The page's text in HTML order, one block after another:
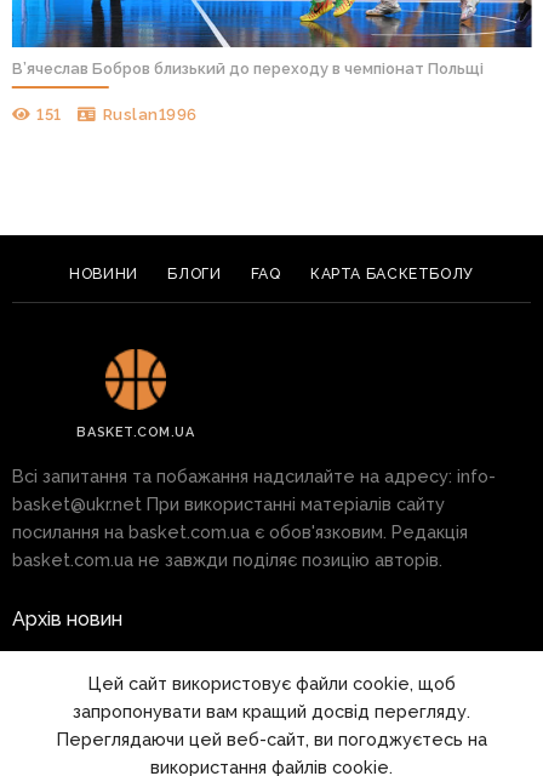
“Валенсія” підписала одного з кращих підбираючих Європи і
одразу віддала його в оренду
НОВИНИ БЛОГИ FAQ КАРТА БАСКЕТБОЛУ
BASKET.COM.UA
Всі запитання та побажання надсилайте на адресу: info-
basket@ukr.netПри використанні матеріалів сайту
посилання на basket.com.ua є обов'язковим. Редакція
basket.com.ua не завжди поділяє позицію авторів.
Архів новин
Правила
Цей сайт використовує файли cookie, щоб
запропонувати вам кращий досвід перегляду.
Переглядаючи цей веб-сайт, ви погоджуєтесь на
використання файлів cookie.